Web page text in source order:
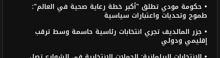
• حكومة مودي تطلق "أكبر خطة رعاية صحية في العالم":
طموح وتحديات واعتبارات سياسية
• جزر المالديف تجري انتخابات رئاسية حاسمة وسط ترقب
إقليمي ودولي